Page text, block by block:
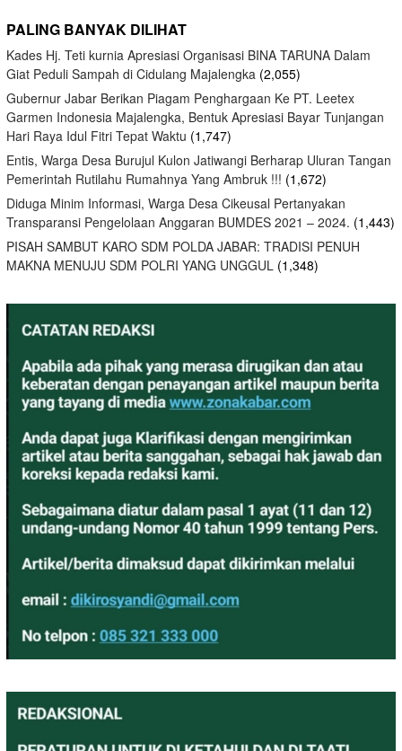
PALING BANYAK DILIHAT
Kades Hj. Teti kurnia Apresiasi Organisasi BINA TARUNA Dalam
Giat Peduli Sampah di Cidulang Majalengka (2,055)
Gubernur Jabar Berikan Piagam Penghargaan Ke PT. Leetex
Garmen Indonesia Majalengka, Bentuk Apresiasi Bayar Tunjangan
Hari Raya Idul Fitri Tepat Waktu (1,747)
Entis, Warga Desa Burujul Kulon Jatiwangi Berharap Uluran Tangan
Pemerintah Rutilahu Rumahnya Yang Ambruk !!! (1,672)
Diduga Minim Informasi, Warga Desa Cikeusal Pertanyakan
Transparansi Pengelolaan Anggaran BUMDES 2021 – 2024. (1,443)
PISAH SAMBUT KARO SDM POLDA JABAR: TRADISI PENUH
MAKNA MENUJU SDM POLRI YANG UNGGUL (1,348)